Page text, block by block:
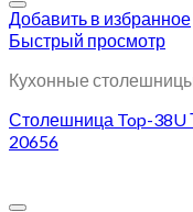
Добавить в избранное
Быстрый просмотр
Кухонные
Столешница Top-38U
20656